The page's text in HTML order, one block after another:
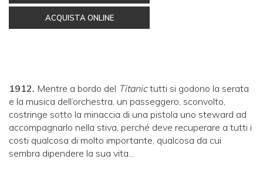
ACQUISTA ONLINE
1912. Mentre a bordo del Titanictutti si godono la serata
e la musica dell’orchestra, un passeggero, sconvolto,
costringe sotto la minaccia di una pistola uno steward ad
accompagnarlo nella stiva, perché deve recuperare a tutti i
costi qualcosa di molto importante, qualcosa da cui
sembra dipendere la sua vita...